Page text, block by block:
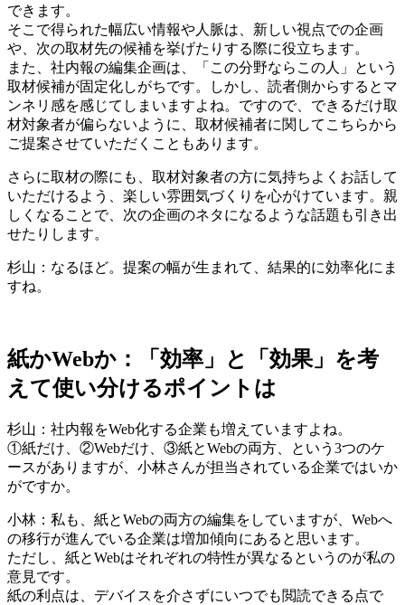
できます。
そこで得られた幅広い情報や人脈は、新しい視点での企画
や、次の取材先の候補を挙げたりする際に役立ちます。
また、社内報の編集企画は、「この分野ならこの人」という
取材候補が固定化しがちです。しかし、読者側からするとマ
ンネリ感を感じてしまいますよね。ですので、できるだけ取
材対象者が偏らないように、取材候補者に関してこちらから
ご提案させていただくこともあります。
さらに取材の際にも、取材対象者の方に気持ちよくお話して
いただけるよう、楽しい雰囲気づくりを心がけています。親
しくなることで、次の企画のネタになるような話題も引き出
せたりします。
杉山：なるほど。提案の幅が生まれて、結果的に効率化にま
すね。
紙かWebか：「効率」と「効果」を考
えて使い分けるポイントは
杉山：社内報をWeb化する企業も増えていますよね。
①紙だけ、②Webだけ、③紙とWebの両方、という3つのケ
ースがありますが、小林さんが担当されている企業ではいか
がですか。
小林：私も、紙とWebの両方の編集をしていますが、Webへ
の移行が進んでいる企業は増加傾向にあると思います。
ただし、紙とWebはそれぞれの特性が異なるというのが私の
意見です。
紙の利点は、デバイスを介さずにいつでも閲読できる点で